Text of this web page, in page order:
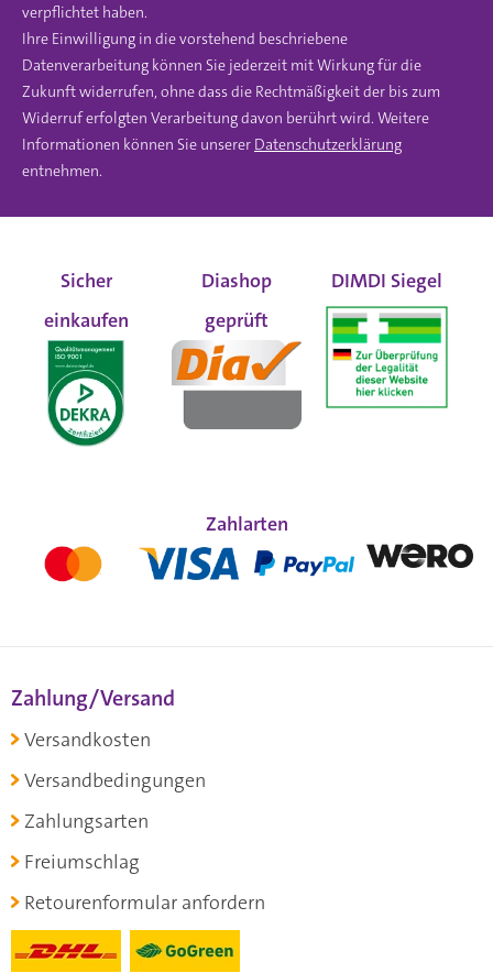
verpflichtet haben.
Ihre Einwilligung in die vorstehend beschriebene
Datenverarbeitung können Sie jederzeit mit Wirkung für die
Zukunft widerrufen, ohne dass die Rechtmäßigkeit der bis zum
Widerruf erfolgten Verarbeitung davon berührt wird. Weitere
Informationen können Sie unserer Datenschutzerklärung
entnehmen.
Sicher
einkaufen
Diashop
geprüft
DIMDI Siegel
Zahlarten
Zahlung/Versand
Versandkosten
Versandbedingungen
Zahlungsarten
Freiumschlag
Retourenformular anfordern